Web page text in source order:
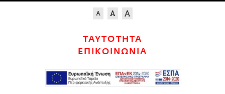
ΤΑΥΤΟΤΗΤΑ
ΕΠΙΚΟΙΝΩΝΙΑ